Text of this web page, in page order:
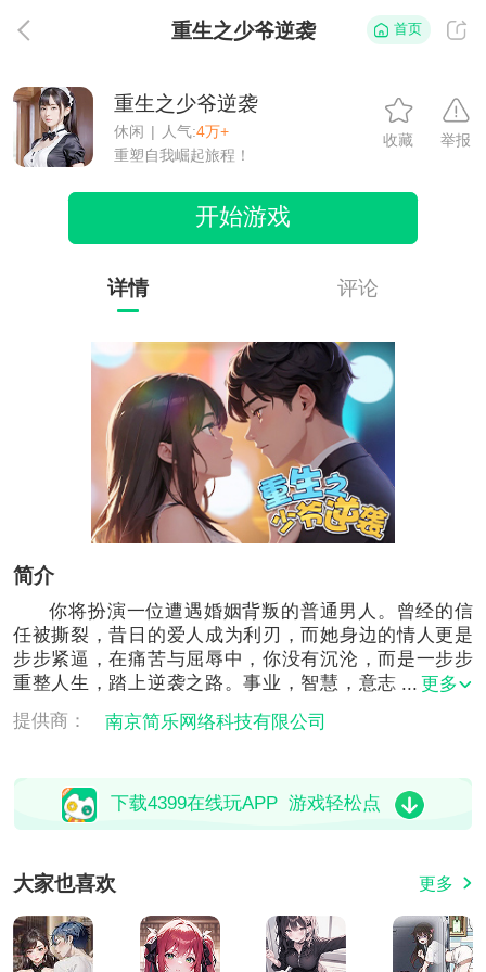
重生之少爷逆袭 首页
重生之少爷逆袭
休闲 | 人气:4万+
重塑自我崛起旅程！
收藏 举报
开始游戏
详情 评论
简介
你将扮演一位遭遇婚姻背叛的普通男人。曾经的信
任被撕裂，昔日的爱人成为利刃，而她身边的情人更是
步步紧逼，在痛苦与屈辱中，你没有沉沦，而是一步步
重整人生，踏上逆袭之路。事业，智慧，意志，都是你
反击的武器。随着剧情推进，你将做出关键抉择，揭开
真相，积蓄力量，最终站上巅峰，让背叛者为过去的一
崛起旅程。
更多
提供商：
南京简乐网络科技有限公司
下载4399在线玩APP 游戏轻松点
大家也喜欢 更多